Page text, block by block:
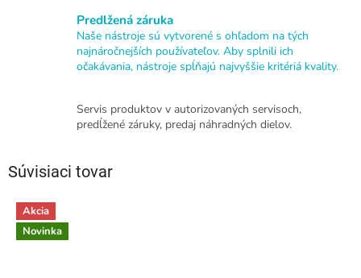
Predlžená záruka
Naše nástroje sú vytvorené s ohľadom na tých
najnáročnejších používateľov. Aby splnili ich
očakávania, nástroje spĺňajú najvyššie kritériá kvality.
Servis produktov v autorizovaných servisoch,
predĺžené záruky, predaj náhradných dielov.
Súvisiaci tovar
Akcia
Novinka